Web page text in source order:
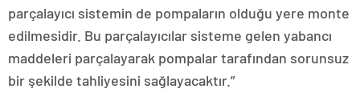
parçalayıcı sistemin de pompaların olduğu yere monte
edilmesidir. Bu parçalayıcılar sisteme gelen yabancı
maddeleri parçalayarak pompalar tarafından sorunsuz
bir şekilde tahliyesini sağlayacaktır.”